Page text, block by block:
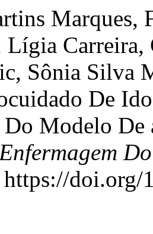
Marques,
Carreira,
Sônia Silva
De
Modelo De
https://